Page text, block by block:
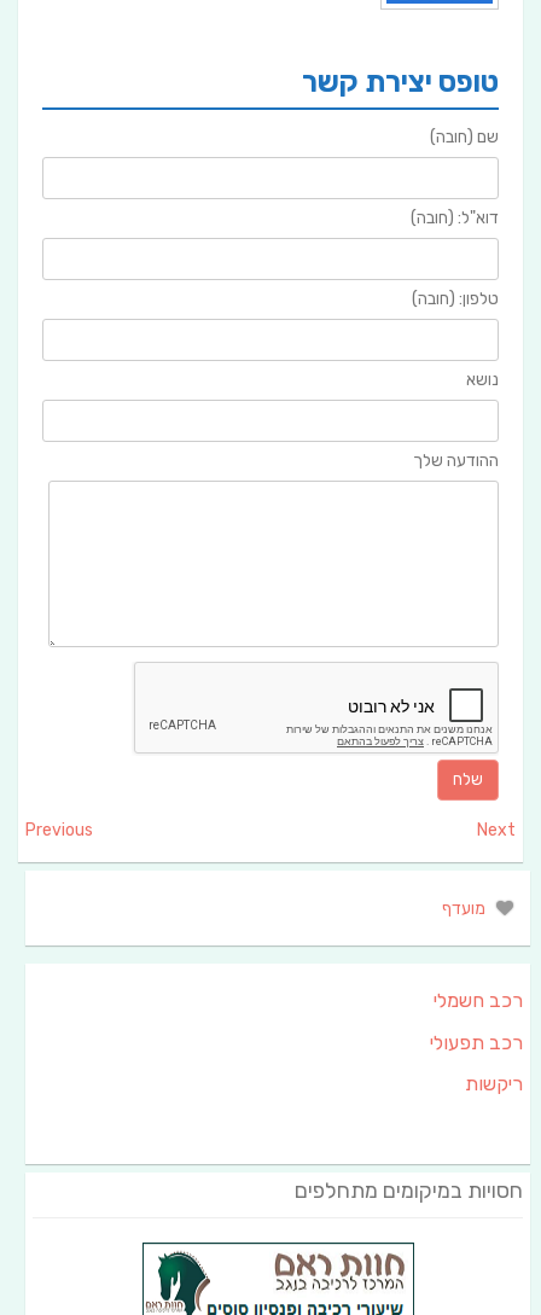
טופס יצירת קשר
שם (חובה)
דוא"ל: (חובה)
טלפון: (חובה)
נושא
ההודעה שלך
Previous Next
מועדף
רכב חשמלי
רכב תפעולי
ריקשות
חסויות במיקומים מתחלפים